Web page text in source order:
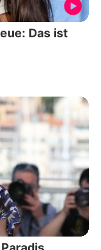
Das ist